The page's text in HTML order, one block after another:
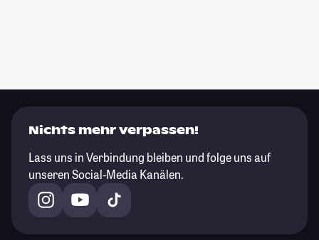
Nichts mehr verpassen!
Lass uns in Verbindung bleiben und folge uns auf
unseren Social-Media Kanälen.